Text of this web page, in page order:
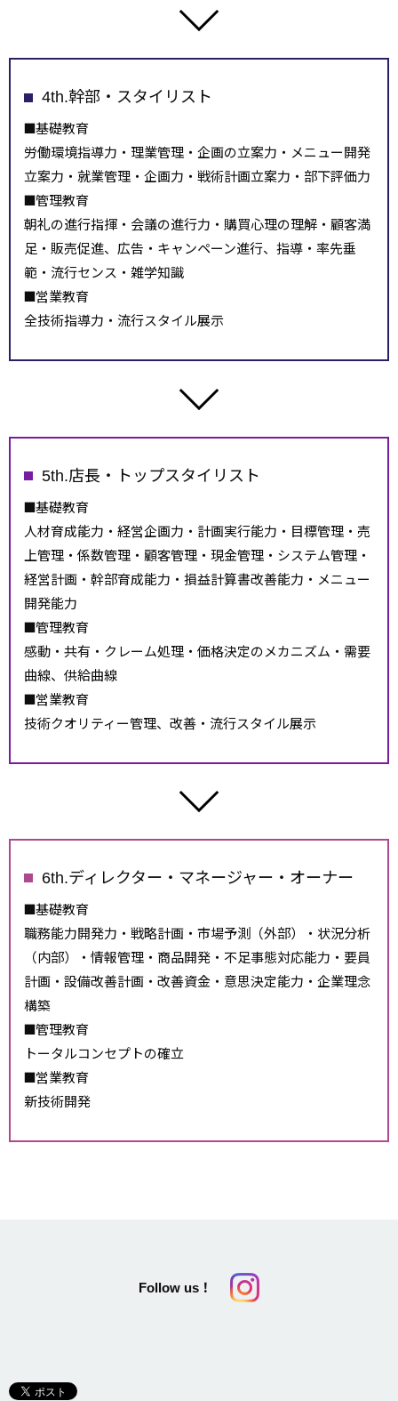
4th.幹部・スタイリスト
基礎教育
労働環境指導力・理業管理・企画の立案力・メニュー開発
立案力・就業管理・企画力・戦術計画立案力・部下評価力
管理教育
朝礼の進行指揮・会議の進行力・購買心理の理解・顧客満
足・販売促進、広告・キャンペーン進行、指導・率先垂
範・流行センス・雑学知識
営業教育
全技術指導力・流行スタイル展示
5th.店長・トップスタイリスト
基礎教育
人材育成能力・経営企画力・計画実行能力・目標管理・売
上管理・係数管理・顧客管理・現金管理・システム管理・
経営計画・幹部育成能力・損益計算書改善能力・メニュー
開発能力
管理教育
感動・共有・クレーム処理・価格決定のメカニズム・需要
曲線、供給曲線
営業教育
技術クオリティー管理、改善・流行スタイル展示
6th.ディレクター・マネージャー・オーナー
基礎教育
職務能力開発力・戦略計画・市場予測（外部）・状況分析
（内部）・情報管理・商品開発・不足事態対応能力・要員
計画・設備改善計画・改善資金・意思決定能力・企業理念
構築
管理教育
トータルコンセプトの確立
営業教育
新技術開発
Follow us！